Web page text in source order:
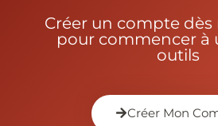
Créer un compte
pour commencer à
outils
Créer Mon